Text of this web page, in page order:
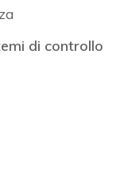
di controllo